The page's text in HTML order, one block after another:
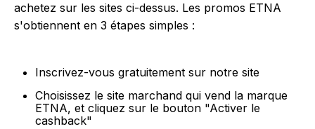
achetez sur les sites ci-dessus. Les promos ETNA
s'obtiennent en 3 étapes simples :
Inscrivez-vous gratuitement sur notre site
Choisissez le site marchand qui vend la marque
ETNA, et cliquez sur le bouton "Activer le
cashback"